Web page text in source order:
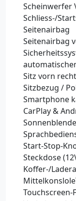
Scheinwerfer
Schliess-/
Seitenairbag
Seitenairbag
Sitz vorn
Sitzbezug /
Smartphone
CarPlay &
Start-Stop-
Steckdose
Koffer-/
Touchscreen-